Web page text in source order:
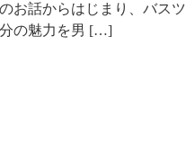
お話からはじまり、バスツ
の魅力を男 […]